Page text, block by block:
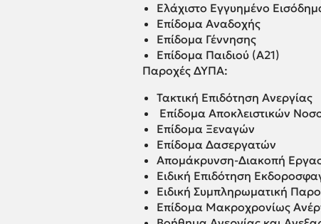
Ελάχιστο Εγγυημένο
Επίδομα Αναδοχής
Επίδομα Γέννησης
Επίδομα Παιδιού (Α21)
Παροχές ΔΥΠΑ:
Τακτική Επιδότηση Ανεργίας
Επίδομα Αποκλειστικών
Επίδομα Ξεναγών
Επίδομα Δασεργατών
Απομάκρυνση-Διακοπή
Ειδική Επιδότηση
Ειδική Συμπληρωματική
Επίδομα Μακροχρονίως